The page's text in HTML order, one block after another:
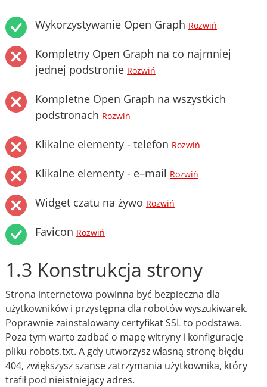
Wykorzystywanie Open Graph Rozwiń
Kompletny Open Graph na co najmniej
jednej podstronie Rozwiń
Kompletne Open Graph na wszystkich
podstronach Rozwiń
Klikalne elementy - telefon Rozwiń
Klikalne elementy - e–mail Rozwiń
Widget czatu na żywo Rozwiń
Favicon Rozwiń
1.3 Konstrukcja strony
Strona internetowa powinna być bezpieczna dla
użytkowników i przystępna dla robotów wyszukiwarek.
Poprawnie zainstalowany certyfikat SSL to podstawa.
Poza tym warto zadbać o mapę witryny i konfigurację
pliku robots.txt. A gdy utworzysz własną stronę błędu
404, zwiększysz szanse zatrzymania użytkownika, który
trafił pod nieistniejący adres.